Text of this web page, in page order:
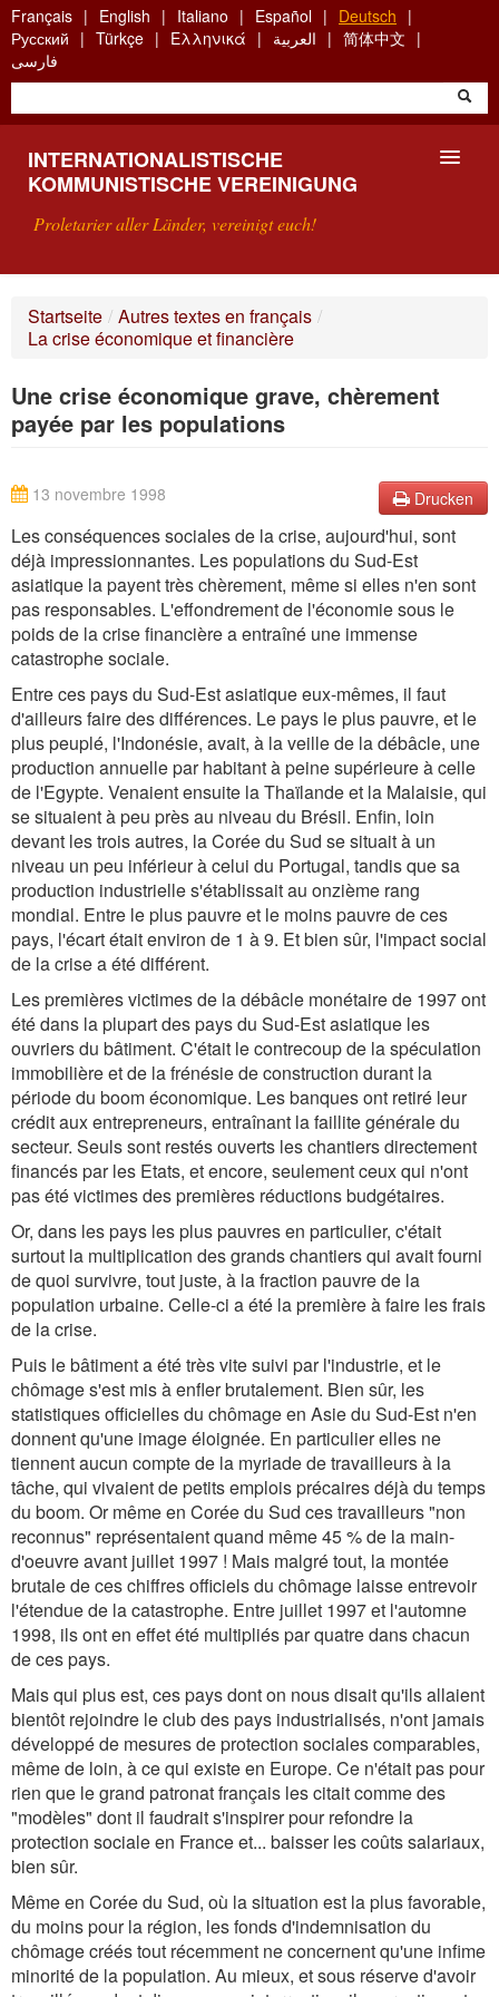
Skip
to
main
content
Français English Italiano Español
Deutsch
Русский
Türkçe Ελληνικά العربية
简体中文
فارسی
INTERNATIONALISTISCHE
KOMMUNISTISCHE VEREINIGUNG
Proletarier aller Länder, vereinigt euch!
WAS IST DIE IKV?
SUCHE
KONTAKT
Startseite / Autres textes en français /
La crise économique et financière
Une crise économique grave, chèrement
payée par les populations
Drucken
13 novembre 1998
Les conséquences sociales de la crise, aujourd'hui, sont
déjà impressionnantes. Les populations du Sud-Est
asiatique la payent très chèrement, même si elles n'en sont
pas responsables. L'effondrement de l'économie sous le
poids de la crise financière a entraîné une immense
catastrophe sociale.
Entre ces pays du Sud-Est asiatique eux-mêmes, il faut
d'ailleurs faire des différences. Le pays le plus pauvre, et le
plus peuplé, l'Indonésie, avait, à la veille de la débâcle, une
production annuelle par habitant à peine supérieure à celle
de l'Egypte. Venaient ensuite la Thaïlande et la Malaisie, qui
se situaient à peu près au niveau du Brésil. Enfin, loin
devant les trois autres, la Corée du Sud se situait à un
niveau un peu inférieur à celui du Portugal, tandis que sa
production industrielle s'établissait au onzième rang
mondial. Entre le plus pauvre et le moins pauvre de ces
pays, l'écart était environ de 1 à 9. Et bien sûr, l'impact social
de la crise a été différent.
Les premières victimes de la débâcle monétaire de 1997 ont
été dans la plupart des pays du Sud-Est asiatique les
ouvriers du bâtiment. C'était le contrecoup de la spéculation
immobilière et de la frénésie de construction durant la
période du boom économique. Les banques ont retiré leur
crédit aux entrepreneurs, entraînant la faillite générale du
secteur. Seuls sont restés ouverts les chantiers directement
financés par les Etats, et encore, seulement ceux qui n'ont
pas été victimes des premières réductions budgétaires.
Or, dans les pays les plus pauvres en particulier, c'était
surtout la multiplication des grands chantiers qui avait fourni
de quoi survivre, tout juste, à la fraction pauvre de la
population urbaine. Celle-ci a été la première à faire les frais
de la crise.
Puis le bâtiment a été très vite suivi par l'industrie, et le
chômage s'est mis à enfler brutalement. Bien sûr, les
statistiques officielles du chômage en Asie du Sud-Est n'en
donnent qu'une image éloignée. En particulier elles ne
tiennent aucun compte de la myriade de travailleurs à la
tâche, qui vivaient de petits emplois précaires déjà du temps
du boom. Or même en Corée du Sud ces travailleurs "non
reconnus" représentaient quand même 45 % de la main-
d'oeuvre avant juillet 1997 ! Mais malgré tout, la montée
brutale de ces chiffres officiels du chômage laisse entrevoir
l'étendue de la catastrophe. Entre juillet 1997 et l'automne
1998, ils ont en effet été multipliés par quatre dans chacun
de ces pays.
Mais qui plus est, ces pays dont on nous disait qu'ils allaient
bientôt rejoindre le club des pays industrialisés, n'ont jamais
développé de mesures de protection sociales comparables,
même de loin, à ce qui existe en Europe. Ce n'était pas pour
rien que le grand patronat français les citait comme des
"modèles" dont il faudrait s'inspirer pour refondre la
protection sociale en France et... baisser les coûts salariaux,
bien sûr.
Même en Corée du Sud, où la situation est la plus favorable,
du moins pour la région, les fonds d'indemnisation du
chômage créés tout récemment ne concernent qu'une infime
minorité de la population. Au mieux, et sous réserve d'avoir